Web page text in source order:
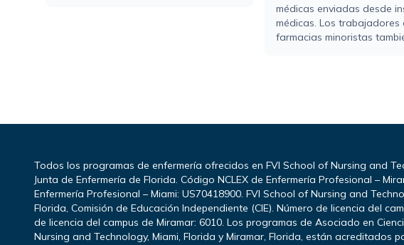
médicas enviadas desde
médicas. Los trabajadores
farmacias minoristas
Todos los programas de enfermería ofrecidos en FVI School of Nursing and
Junta de Enfermería de Florida. Código NCLEX de Enfermería Profesional –
Enfermería Profesional – Miami: US70418900. FVI School of Nursing and
Florida, Comisión de Educación Independiente (CIE). Número de licencia del
de licencia del campus de Miramar: 6010. Los programas de Asociado en
Nursing and Technology, Miami, Florida y Miramar, Florida, están acreditados